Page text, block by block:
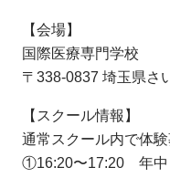
【会場】
国際医療専門学校
〒338-0837 埼玉県さ
【スクール情報】
通常スクール内で体験
①16:20〜17:20 年中